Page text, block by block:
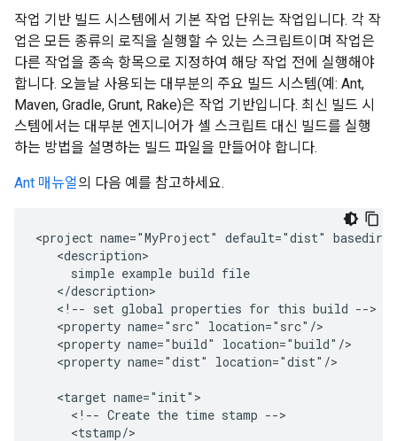
작업 기반 빌드 시스템에서 기본 작업 단위는 작업입니다. 각 작
업은 모든 종류의 로직을 실행할 수 있는 스크립트이며 작업은
다른 작업을 종속 항목으로 지정하여 해당 작업 전에 실행해야
합니다. 오늘날 사용되는 대부분의 주요 빌드 시스템(예: Ant,
Maven, Gradle, Grunt, Rake)은 작업 기반입니다. 최신 빌드 시
스템에서는 대부분 엔지니어가 셸 스크립트 대신 빌드를 실행
하는 방법을 설명하는 빌드 파일을 만들어야 합니다.
Ant 매뉴얼의 다음 예를 참고하세요.
<project name="MyProject" default="dist"
simple example build
<!-- set global properties for this build
<property name="src"
<property name="build"
<property name="dist" location="dist"/>
<target
<!-- Create the time stamp